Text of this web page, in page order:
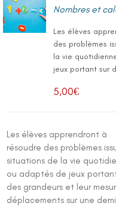
Nombres et
Les élèves
des problèmes
la vie
jeux portant sur
5,00€
Les élèves apprendront à
résoudre des problèmes
situations de la vie
ou adaptés de jeux
des grandeurs et leur
déplacements sur une